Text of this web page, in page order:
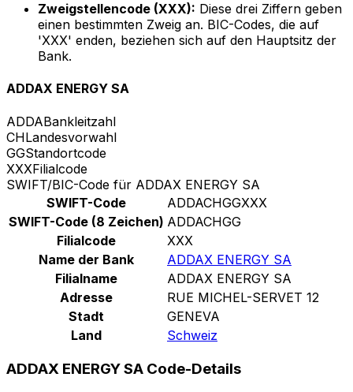
Zweigstellencode (XXX): Diese drei Ziffern geben
einen bestimmten Zweig an. BIC-Codes, die auf
'XXX' enden, beziehen sich auf den Hauptsitz der
Bank.
ADDAX ENERGY SA
ADDABankleitzahl
CHLandesvorwahl
GGStandortcode
XXXFilialcode
SWIFT/BIC-Code für ADDAX ENERGY SA
SWIFT-Code
ADDACHGGXXX
SWIFT-Code (8 Zeichen) ADDACHGG
Filialcode
XXX
Name der Bank
ADDAX ENERGY SA
Filialname
ADDAX ENERGY SA
Adresse
RUE MICHEL-SERVET 12
Stadt
GENEVA
Land
Schweiz
ADDAX ENERGY SA Code-Details